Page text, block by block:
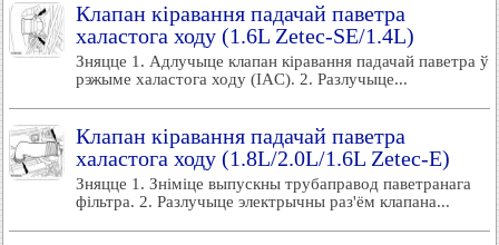
Клапан кіравання падачай паветра
халастога ходу (1.6L Zetec-SE/1.4L)
Зняцце 1. Адлучыце клапан кіравання падачай паветра ў
рэжыме халастога ходу (IAC). 2. Разлучыце...
Клапан кіравання падачай паветра
халастога ходу (1.8L/2.0L/1.6L Zetec-E)
Зняцце 1. Зніміце выпускны трубаправод паветранага
фільтра. 2. Разлучыце электрычны раз'ём клапана...